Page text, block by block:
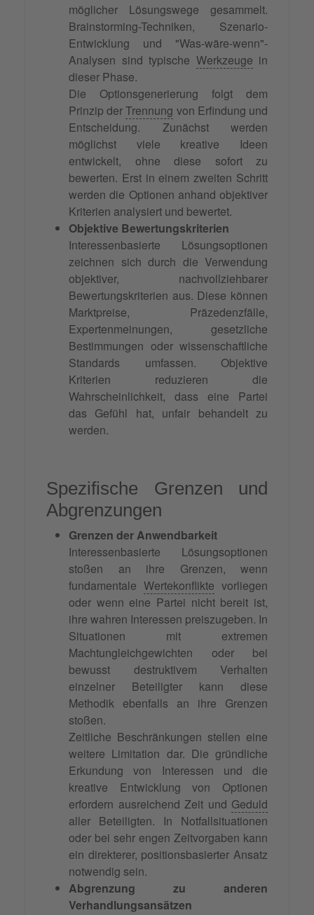
möglicher Lösungswege gesammelt.
Brainstorming-Techniken, Szenario-
Entwicklung und "Was-wäre-wenn"-
Analysen sind typische Werkzeuge in
dieser Phase.
Die Optionsgenerierung folgt dem
Prinzip derTrennung von Erfindung und
Entscheidung. Zunächst werden
möglichst viele kreative Ideen
entwickelt, ohne diese sofort zu
bewerten. Erst in einem zweiten Schritt
werden die Optionen anhand objektiver
Kriterien analysiert und bewertet.
Objektive Bewertungskriterien
Interessenbasierte Lösungsoptionen
zeichnen sich durch die Verwendung
objektiver, nachvollziehbarer
Bewertungskriterien aus. Diese können
Marktpreise, Präzedenzfälle,
Expertenmeinungen, gesetzliche
Bestimmungen oder wissenschaftliche
Standards umfassen. Objektive
Kriterien reduzieren die
Wahrscheinlichkeit, dass eine Partei
das Gefühl hat, unfair behandelt zu
werden.
Spezifische Grenzen und
Abgrenzungen
Grenzen der Anwendbarkeit
Interessenbasierte Lösungsoptionen
stoßen an ihre Grenzen, wenn
fundamentale Wertekonflikte vorliegen
oder wenn eine Partei nicht bereit ist,
ihre wahren Interessen preiszugeben. In
Situationen mit extremen
Machtungleichgewichten oder bei
bewusst destruktivem Verhalten
einzelner Beteiligter kann diese
Methodik ebenfalls an ihre Grenzen
stoßen.
Zeitliche Beschränkungen stellen eine
weitere Limitation dar. Die gründliche
Erkundung von Interessen und die
kreative Entwicklung von Optionen
erfordern ausreichend Zeit und Geduld
aller Beteiligten. In Notfallsituationen
oder bei sehr engen Zeitvorgaben kann
ein direkterer, positionsbasierter Ansatz
notwendig sein.
Abgrenzung zu anderen
Verhandlungsansätzen